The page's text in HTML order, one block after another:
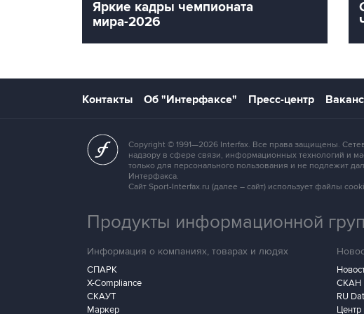
Яркие кадры чемпионата
мира-2026
Контакты Об "Интерфаксе" Пресс-центр
Copyright © 1991—2026 Interfax. Все права защищены.
надзору в сфере связи, информационных технологий и
только для персонального пользования и не подлежит
Интерфакса.
Сайт Sport-Interfax.ru (далее – сайт) использует файлы
Продукты информационной
Информация о компаниях, товарах и людях
СПАРК
X-Compliance
СКАУТ
Маркер
СКАН
RU
Центр